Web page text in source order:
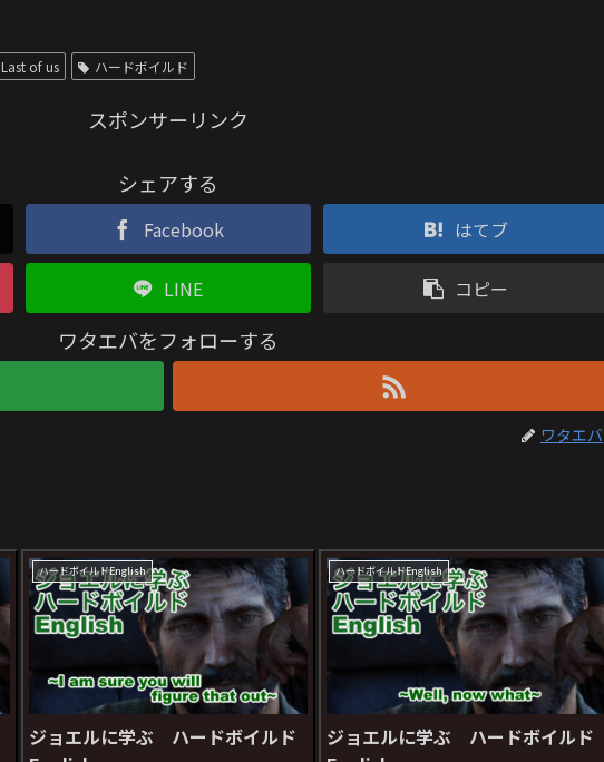
Last of us ハードボイルド
スポンサーリンク
シェアする
Facebook はてブ
LINE コピー
ワタエバをフォローする
ワタエバ
ハードボイルドEnglish
ジョエルに学ぶ ハードボイルド
ハードボイルドEnglish
ジョエルに学ぶ ハードボイルド